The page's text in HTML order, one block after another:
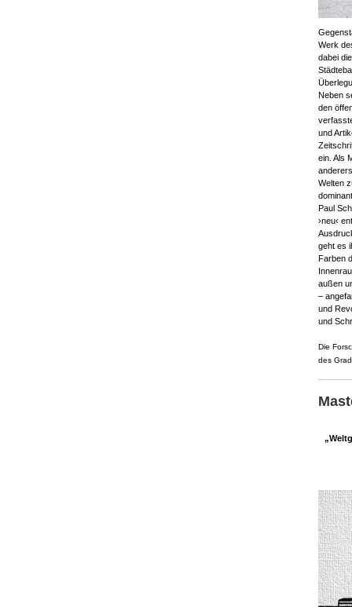
Werk
dabei
Neben
den
und
ein. Als
Welten
Paul
›neu‹
geht es
Farben
außen
–
und
und
Die
des